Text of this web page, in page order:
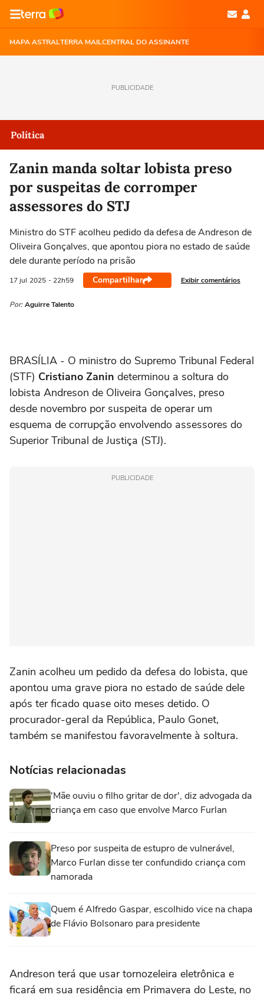
MAPA ASTRALTERRA MAILCENTRAL DO ASSINANTE
PUBLICIDADE
Política
Zanin manda soltar lobista preso
por suspeitas de corromper
assessores do STJ
Ministro do STF acolheu pedido da defesa de Andreson de
Oliveira Gonçalves, que apontou piora no estado de saúde
dele durante período na prisão
17 jul 2025 - 22h59 Compartilhar Exibir comentários
Por: Aguirre Talento
BRASÍLIA - O ministro do Supremo Tribunal Federal
(STF) Cristiano Zanin determinou a soltura do
lobista Andreson de Oliveira Gonçalves, preso
desde novembro por suspeita de operar um
esquema de corrupção envolvendo assessores do
Superior Tribunal de Justiça (STJ).
PUBLICIDADE
Zanin acolheu um pedido da defesa do lobista, que
apontou uma grave piora no estado de saúde dele
após ter ficado quase oito meses detido. O
procurador-geral da República, Paulo Gonet,
também se manifestou favoravelmente à soltura.
Notícias relacionadas
'Mãe ouviu o filho gritar de dor', diz advogada da
criança em caso que envolve Marco Furlan
Preso por suspeita de estupro de vulnerável,
Marco Furlan disse ter confundido criança com
namorada
Quem é Alfredo Gaspar, escolhido vice na chapa
de Flávio Bolsonaro para presidente
Andreson terá que usar tornozeleira eletrônica e
ficará em sua residência em Primavera do Leste, no